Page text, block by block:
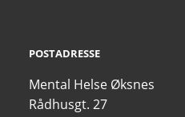
POSTADRESSE
Mental Helse Øksnes
Rådhusgt. 27